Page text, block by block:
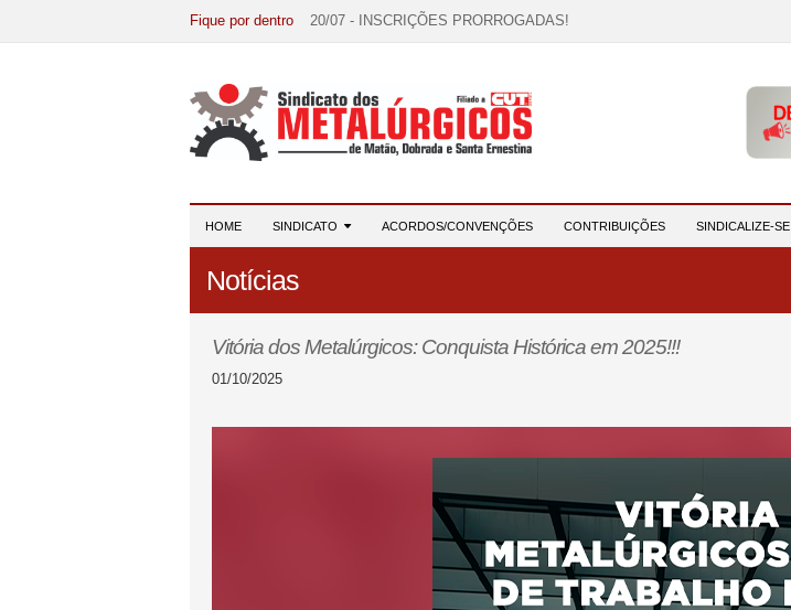
Fique por dentro 20/07 - INSCRIÇÕES PRORROGADAS!
07/07 - Increva-se! Link na descrição!
03/08 - DATA-BASE 2026: HORA DE UNIÃO E MOBILIZAÇÃO!
HOME SINDICATO ACORDOS/CONVENÇÕES CONTRIBUIÇÕES SINDICALIZE-SE
Notícias
Vitória dos Metalúrgicos: Conquista Histórica em 2025!!!
01/10/2025